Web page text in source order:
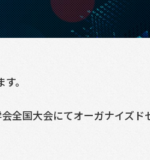
。
全国大会にてオーガナイズ